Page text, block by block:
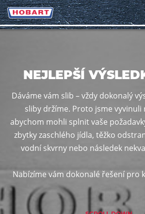
NEJLEPŠÍ
Dáváme vám slib – vždy dokonalý
sliby držíme. Proto jsme vyvinuli
abychom mohli splnit vaše
zbytky zaschlého jídla, těžko
vodní skvrny nebo následek
Nabízíme vám dokonalé řešení pro